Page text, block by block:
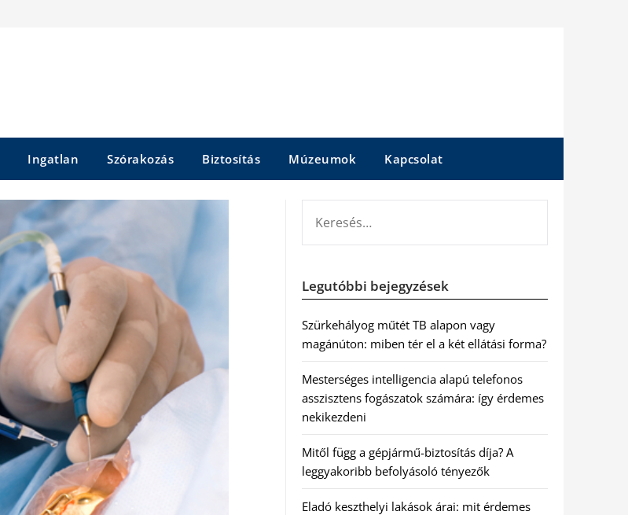
Ingatlan Szórakozás Biztosítás Múzeumok Kapcsolat
Legutóbbi bejegyzések
Szürkehályog műtét TB alapon vagy
magánúton: miben tér el a két ellátási forma?
Mesterséges intelligencia alapú telefonos
asszisztens fogászatok számára: így érdemes
nekikezdeni
Mitől függ a gépjármű-biztosítás díja? A
leggyakoribb befolyásoló tényezők
Eladó keszthelyi lakások árai: mit érdemes